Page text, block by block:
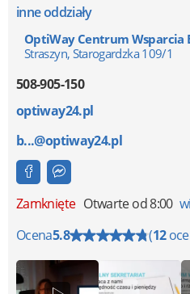
inne oddziały
OptiWay Centrum Wsparcia
Straszyn, Starogardzka 109/1
508-905-150
optiway24.pl
b...@optiway24.pl
Zamknięte Otwarte od 8:00
Ocena5.8 (12